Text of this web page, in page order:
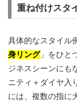
重ね付けスタ
具体的なスタイル
身リング」をひと
ジネスシーンにも
ニティ＋ダイヤ入
には、複数の指に